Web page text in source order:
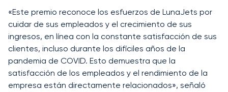
«Este premio reconoce los esfuerzos de LunaJets por
cuidar de sus empleados y el crecimiento de sus
ingresos, en línea con la constante satisfacción de sus
clientes, incluso durante los difíciles años de la
pandemia de COVID. Esto demuestra que la
satisfacción de los empleados y el rendimiento de la
empresa están directamente relacionados», señaló